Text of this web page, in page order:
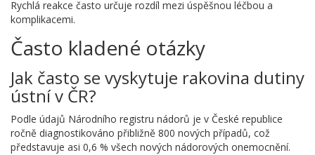
Rychlá reakce často určuje rozdíl mezi úspěšnou léčbou a
komplikacemi.
Často kladené otázky
Jak často se vyskytuje rakovina dutiny
ústní v ČR?
Podle údajů Národního registru nádorů je v České republice
ročně diagnostikováno přibližně 800 nových případů, což
představuje asi 0,6 % všech nových nádorových onemocnění.